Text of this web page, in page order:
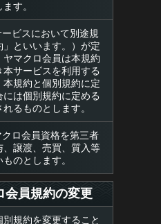
す。
ビスにおいて別途規
といいます。）が定
マクロ会員は本規約
サービスを利用する
規約と個別規約に定
は個別規約に定める
るものとします。
ロ会員資格を第三者
譲渡、売買、質入等
のとします。
会員規約の変更
規約を変更すること